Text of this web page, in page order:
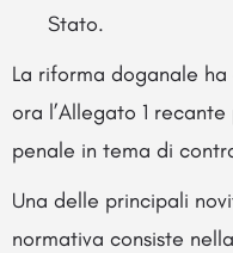
Stato.
La riforma doganale
ora l’Allegato 1
penale in tema di
Una delle principali
normativa consiste nella